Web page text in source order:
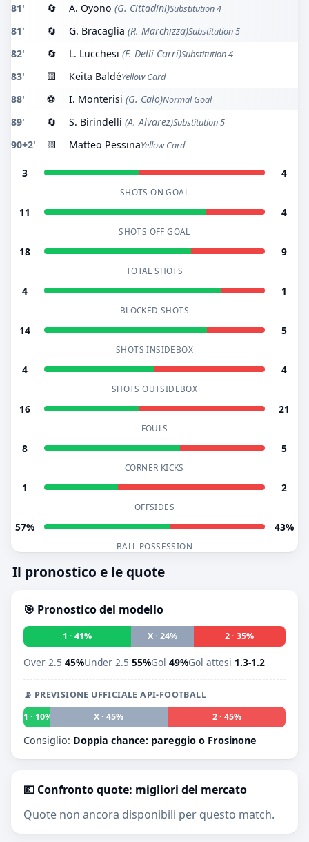
81' 🔄 A. Oyono (G. Cittadini)Substitution 4
81' 🔄 G. Bracaglia (R. Marchizza)Substitution 5
82' 🔄 L. Lucchesi (F. Delli Carri)Substitution 4
83' 🟨 Keita BaldéYellow Card
88' ⚽ I. Monterisi (G. Calo)Normal Goal
89' 🔄 S. Birindelli (A. Alvarez)Substitution 5
90+2' 🟨 Matteo PessinaYellow Card
3 4
SHOTS ON GOAL
11 4
SHOTS OFF GOAL
18 9
TOTAL SHOTS
4 1
BLOCKED SHOTS
14 5
SHOTS INSIDEBOX
4 4
SHOTS OUTSIDEBOX
16 21
FOULS
8 5
CORNER KICKS
1 2
OFFSIDES
57% 43%
BALL POSSESSION
Il pronostico e le quote
🎯 Pronostico del modello
1 · 41% X · 24% 2 · 35%
Over 2.5 45%Under 2.5 55%Gol 49%Gol attesi 1.3-1.2
📡 PREVISIONE UFFICIALE API-FOOTBALL
1 · 10%
X · 45% 2 · 45%
Consiglio: Doppia chance: pareggio o Frosinone
💶 Confronto quote: migliori del mercato
Quote non ancora disponibili per questo match.